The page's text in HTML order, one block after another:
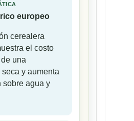
europeo
cerealera
el costo
una
y aumenta
sobre agua y